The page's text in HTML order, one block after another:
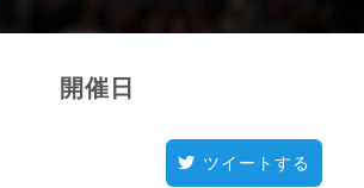
開催日
ツイートする